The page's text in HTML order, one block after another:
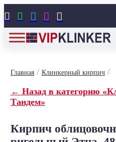
    
Главная/ Клинкерный кирпич/
← Назад в категорию
Тандем»
Кирпич